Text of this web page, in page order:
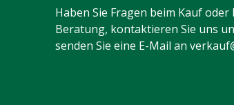
Haben Sie Fragen beim Kauf
Beratung, kontaktieren Sie uns
senden Sie eine E-Mail an